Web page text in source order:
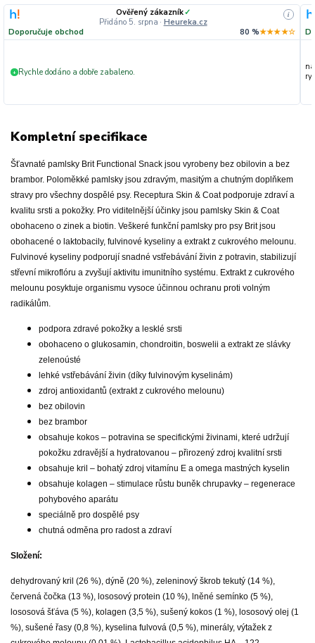
Ověřený zákazník✓
Přidáno 5. srpna · Heureka.cz
i
Doporučuje obchod 80 %★★★★☆
+ Rychle dodáno a dobře zabaleno.
Kompletní specifikace
Šťavnaté pamlsky Brit Functional Snack jsou vyrobeny bez obilovin a bez
brambor. Poloměkké pamlsky jsou zdravým, masitým a chutným doplňkem
stravy pro všechny dospělé psy. Receptura Skin & Coat podporuje zdraví a
kvalitu srsti a pokožky. Pro viditelnější účinky jsou pamlsky Skin & Coat
obohaceno o zinek a biotin. Veškeré funkční pamlsky pro psy Brit jsou
obohacené o laktobacily, fulvinové kyseliny a extrakt z cukrového melounu.
Fulvinové kyseliny podporují snadné vstřebávání živin z potravin, stabilizují
střevní mikroflóru a zvyšují aktivitu imunitního systému. Extrakt z cukrového
melounu posyktuje organismu vysoce účinnou ochranu proti volným
radikálům.
podpora zdravé pokožky a lesklé srsti
obohaceno o glukosamin, chondroitin, boswelii a extrakt ze slávky
zelenoústé
lehké vstřebávání živin (díky fulvinovým kyselinám)
zdroj antioxidantů (extrakt z cukrového melounu)
bez obilovin
bez brambor
obsahuje kokos – potravina se specifickými živinami, které udržují
pokožku zdravější a hydratovanou – přirozený zdroj kvalitní srsti
obsahuje kril – bohatý zdroj vitamínu E a omega mastných kyselin
obsahuje kolagen – stimulace růstu buněk chrupavky – regenerace
pohybového aparátu
speciálně pro dospělé psy
chutná odměna pro radost a zdraví
Složení:
dehydrovaný kril (26 %), dýně (20 %), zeleninový škrob tekutý (14 %),
červená čočka (13 %), lososový protein (10 %), lněné semínko (5 %),
lososová šťáva (5 %), kolagen (3,5 %), sušený kokos (1 %), lososový olej (1
%), sušené řasy (0,8 %), kyselina fulvová (0,5 %), minerály, výtažek z